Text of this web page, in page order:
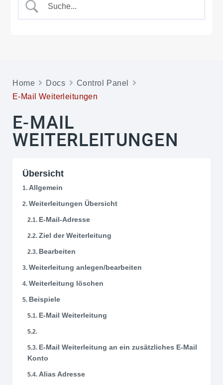
Home Docs
Control Panel
E-Mail Weiterleitungen
E-MAIL
WEITERLEITUNGEN
Übersicht
Allgemein
Weiterleitungen Übersicht
E-Mail-Adresse
Ziel der Weiterleitung
Bearbeiten
Weiterleitung anlegen/bearbeiten
Weiterleitung löschen
Beispiele
E-Mail Weiterleitung
E-Mail Weiterleitung an ein zusätzliches E-Mail
Konto
Alias Adresse